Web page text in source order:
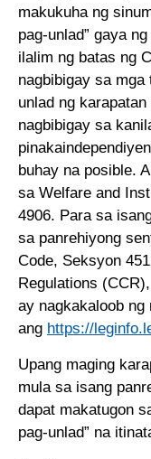
makukuha ng
pag-unlad” gaya
ilalim ng batas ng
nagbibigay sa mga
unlad ng
nagbibigay sa
buhay na posible.
sa Welfare and
4906. Para sa
sa panrehiyong
Code, Seksyon
Regulations
ay nagkakaloob ng
ang https://
Upang maging
mula sa isang
dapat makatugon
pag-unlad” na